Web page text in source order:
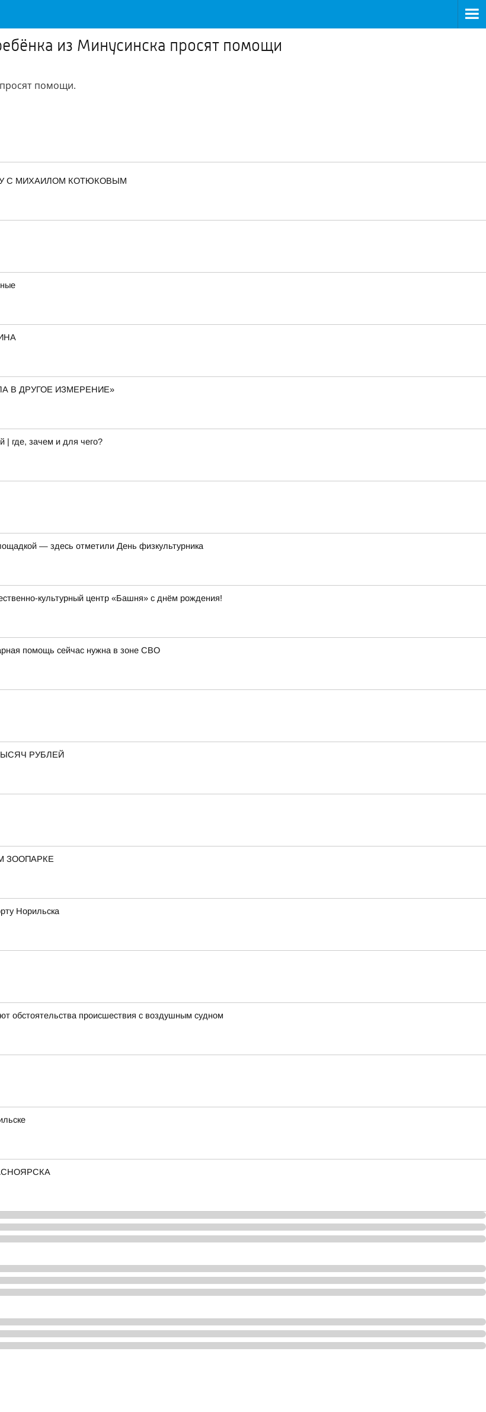
из Минусинска просят помощи
помощи.
С МИХАИЛОМ КОТЮКОВЫМ
В ДРУГОЕ ИЗМЕРЕНИЕ»
где, зачем и для чего?
— здесь отметили День физкультурника
культурный центр «Башня» с днём рождения!
помощь сейчас нужна в зоне СВО
РУБЛЕЙ
ЗООПАРКЕ
Норильска
обстоятельства происшествия с воздушным судном